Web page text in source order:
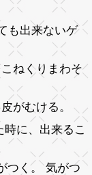
も出来ないゲ
ねくりまわそ
がむける。
に、出来るこ
つく。 気がつ